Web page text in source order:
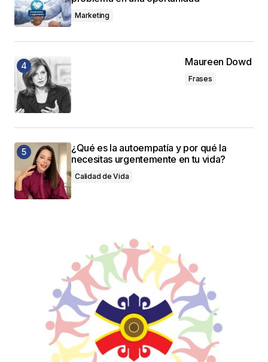
Marketing
Maureen Dowd
Frases
¿Qué es la autoempatía y por qué la
necesitas urgentemente en tu vida?
Calidad de Vida